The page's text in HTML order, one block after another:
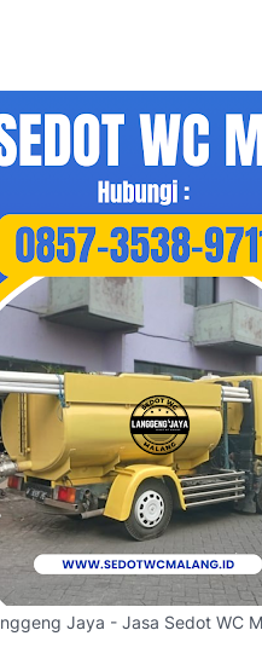
Jaya - Jasa Sedot WC